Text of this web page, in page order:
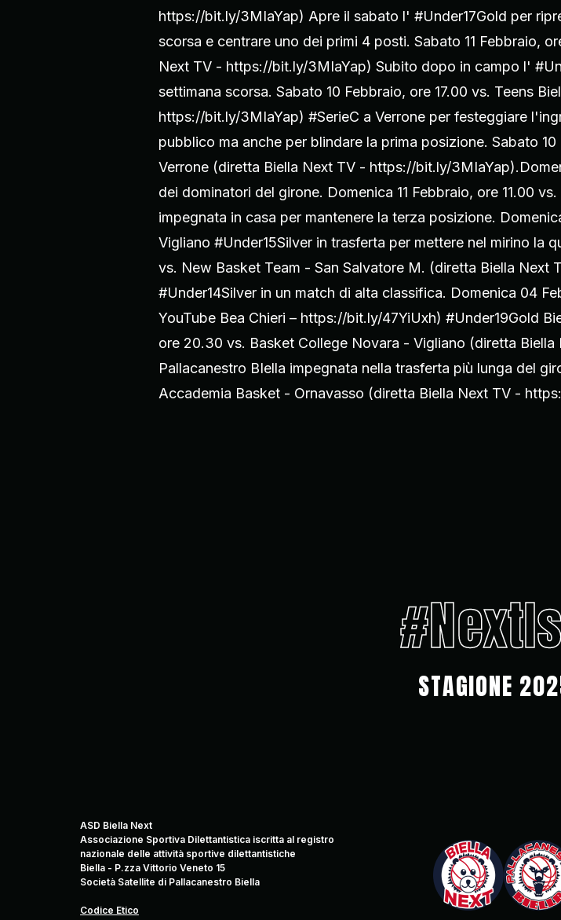
https://bit.ly/3MIaYap) Apre il sabato l' #Under17Gold per
scorsa e centrare uno dei primi 4 posti. Sabato 11 Febbraio,
Next TV - https://bit.ly/3MIaYap) Subito dopo in campo l'
settimana scorsa. Sabato 10 Febbraio, ore 17.00 vs. Teens
https://bit.ly/3MIaYap) #SerieC a Verrone per festeggiare
pubblico ma anche per blindare la prima posizione. Sabato
Verrone (diretta Biella Next TV - https://bit.ly/
dei dominatori del girone. Domenica 11 Febbraio, ore 11.00
impegnata in casa per mantenere la terza posizione.
Vigliano #Under15Silver in trasferta per mettere nel mirino la
vs. New Basket Team - San Salvatore M. (diretta Biella
#Under14Silver in un match di alta classifica. Domenica 04
YouTube Bea Chieri – https://bit.ly/47YiUxh) #Under19Gold
ore 20.30 vs. Basket College Novara - Vigliano (diretta
Pallacanestro BIella impegnata nella trasferta più lunga del
Accademia Basket - Ornavasso (diretta Biella Next TV -
STAGIONE
ASD Biella Next
Associazione Sportiva Dilettantistica iscritta al registro
nazionale delle attività sportive dilettantistiche
Biella - P.zza Vittorio Veneto 15
Società Satellite di Pallacanestro Biella
Codice Etico